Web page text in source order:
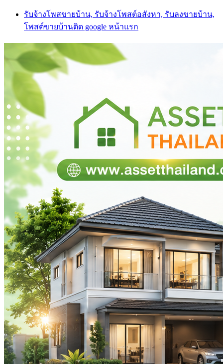
Skip
content
รับจ้างโพสขายบ้าน, รับจ้างโพสต์อสังหา, รับลงขายบ้าน,
โพสต์ขายบ้านติด google หน้าแรก